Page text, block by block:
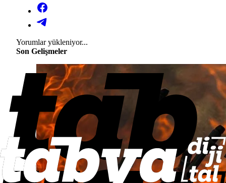
Yorumlar yükleniyor...
Son Gelişmeler